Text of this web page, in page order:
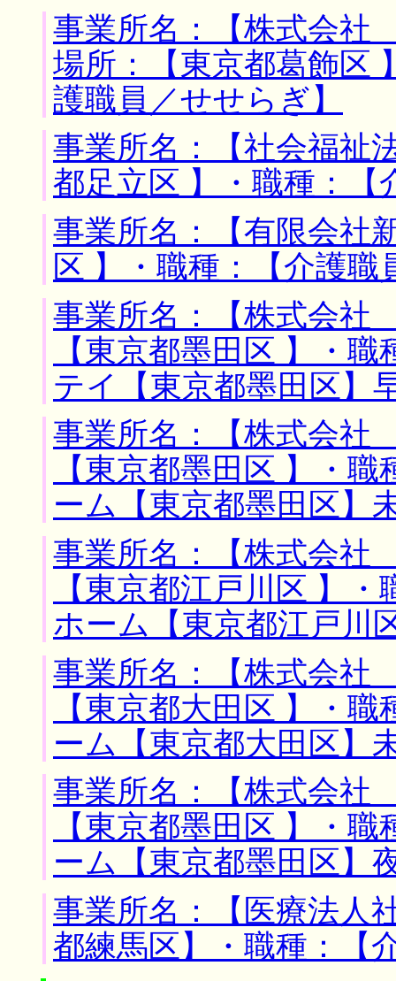
事業所名：【株式会
場所：【東京都葛飾区
護職員／せせらぎ】
事業所名：【社会福祉
都足立区 】・職種：【
事業所名：【有限会社
区 】・職種：【介護
事業所名：【株式会
【東京都墨田区 】・
テイ【東京都墨田区】
事業所名：【株式会
【東京都墨田区 】・
ーム【東京都墨田区】
事業所名：【株式会
【東京都江戸川区 】
ホーム【東京都江戸川
事業所名：【株式会
【東京都大田区 】・
ーム【東京都大田区】
事業所名：【株式会
【東京都墨田区 】・
ーム【東京都墨田区】
事業所名：【医療法人
都練馬区】・職種：